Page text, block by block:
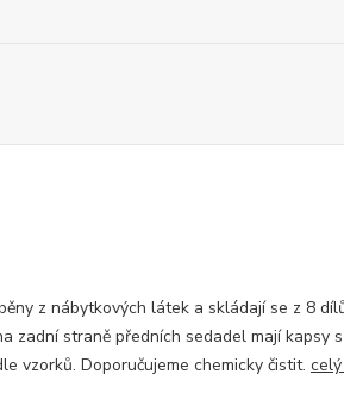
z nábytkových látek a skládají se z 8
zadní straně předních sedadel mají kapsy
vzorků. Doporučujeme chemicky čistit.